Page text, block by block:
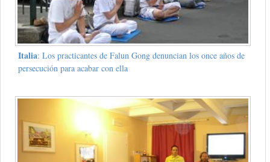
Italia: Los practicantes de Falun Gong denuncian los once años de
persecución para acabar con ella